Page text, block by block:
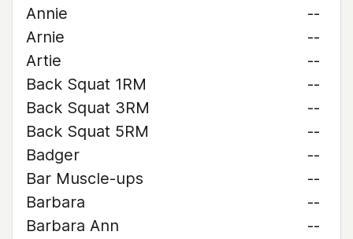
Annie
--
Arnie
--
Artie
--
Back Squat 1RM
--
Back Squat 3RM
--
Back Squat 5RM
--
Badger
--
Bar Muscle-ups
--
Barbara
--
Barbara Ann
--